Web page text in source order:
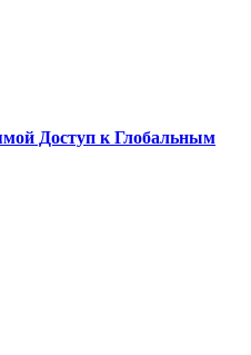
Доступ к Глобальным